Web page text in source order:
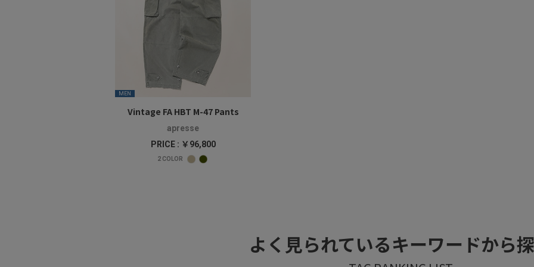
MEN
Vintage FA HBT M-47 Pants
apresse
PRICE : ￥96,800
2COLOR
よく見られているキーワードから